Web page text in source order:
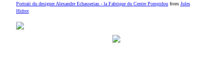
Portrait du designer Alexandre Echasseriau - la Fabrique du Centre Pompidoufrom Jules
Hidrot